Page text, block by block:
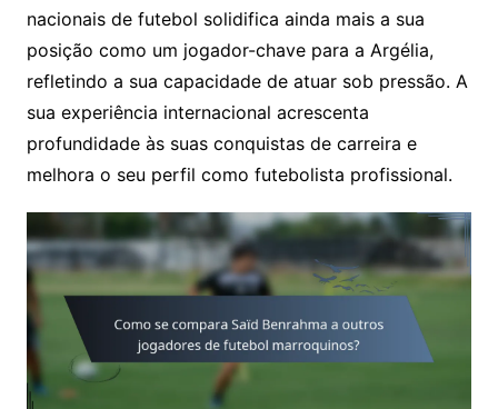
nacionais de futebol solidifica ainda mais a sua
posição como um jogador-chave para a Argélia,
refletindo a sua capacidade de atuar sob pressão. A
sua experiência internacional acrescenta
profundidade às suas conquistas de carreira e
melhora o seu perfil como futebolista profissional.